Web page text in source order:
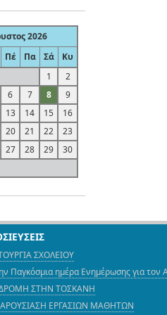
2026
Πέ Πα Σά
Κυ
1
2
6 7 8
9
13 14 15
16
20 21 22
23
27 28 29
30
ΣΧΟΛΕΙΟΥ
Παγκόσμια ημέρα Ενημέρωσης για τον
ΣΤΗΝ ΤΟΣΚΑΝΗ
ΕΡΓΑΣΙΩΝ ΜΑΘΗΤΩΝ